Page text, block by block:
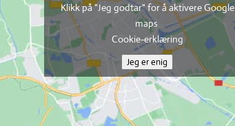
Klikk på "Jeg godtar" for å aktivere Google
maps
Cookie-erklæring
Jeg er enig